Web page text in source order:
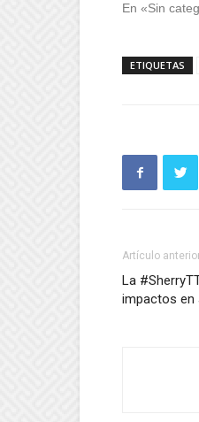
En «Sin
ETIQUETAS
Artículo
La
impactos en